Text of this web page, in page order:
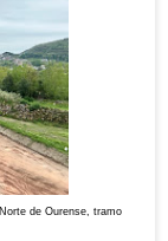
de Ourense, tramo